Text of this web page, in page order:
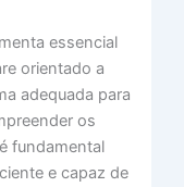
essencial
orientado a
adequada para
os
fundamental
e capaz de